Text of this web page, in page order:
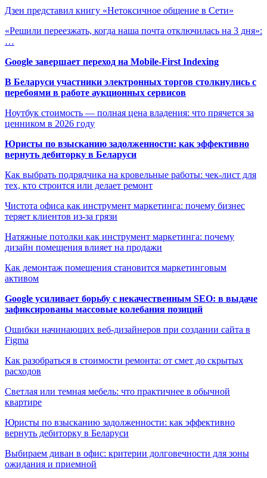
Дзен представил книгу «Нетоксичное общение в Сети»
«Решили переезжать, когда наша почта отключилась на 3 дня»:
…
Google завершает переход на Mobile-First Indexing
В Беларуси участники электронных торгов столкнулись с
перебоями в работе аукционных сервисов
Ноутбук стоимость — полная цена владения: что прячется за
ценником в 2026 году
Юристы по взысканию задолженности: как эффективно
вернуть дебиторку в Беларуси
Как выбрать подрядчика на кровельные работы: чек-лист для
тех, кто строится или делает ремонт
Чистота офиса как инструмент маркетинга: почему бизнес
теряет клиентов из-за грязи
Натяжные потолки как инструмент маркетинга: почему
дизайн помещения влияет на продажи
Как демонтаж помещения становится маркетинговым
активом
Google усиливает борьбу с некачественным SEO: в выдаче
зафиксированы массовые колебания позиций
Ошибки начинающих веб-дизайнеров при создании сайта в
Figma
Как разобраться в стоимости ремонта: от смет до скрытых
расходов
Светлая или темная мебель: что практичнее в обычной
квартире
Юристы по взысканию задолженности: как эффективно
вернуть дебиторку в Беларуси
Выбираем диван в офис: критерии долговечности для зоны
ожидания и приемной